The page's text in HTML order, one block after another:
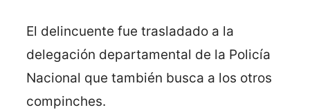
El delincuente fue trasladado a la
delegación departamental de la Policía
Nacional que también busca a los otros
compinches.